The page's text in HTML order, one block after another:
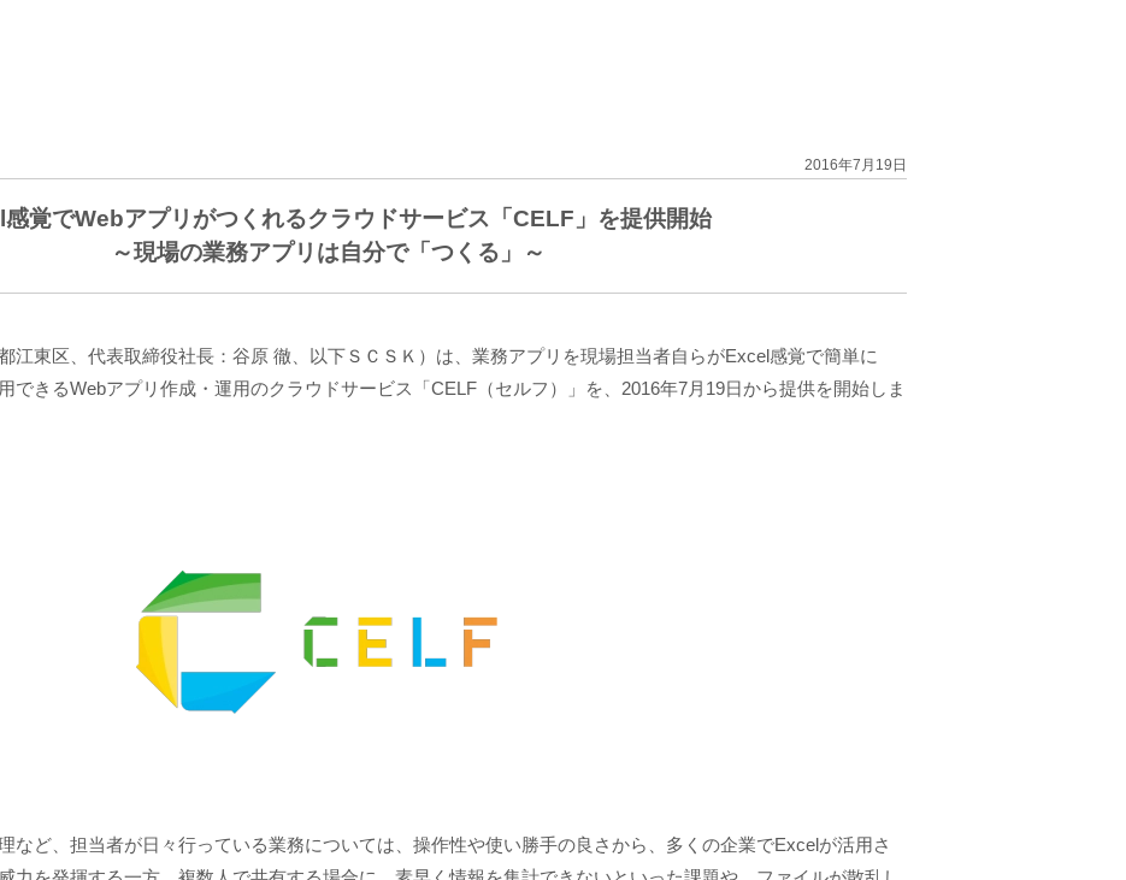
2016年7月19日
覚でWebアプリがつくれるクラウドサービス「CELF」を提供開始
～現場の業務アプリは自分で「つくる」～
東区、代表取締役社長：谷原 徹、以下ＳＣＳＫ）は、業務アプリを現場担当者自らがExcel感覚で簡単に
できるWebアプリ作成・運用のクラウドサービス「CELF（セルフ）」を、2016年7月19日から提供を開始しま
ど、担当者が日々行っている業務については、操作性や使い勝手の良さから、多くの企業でExcelが活用さ